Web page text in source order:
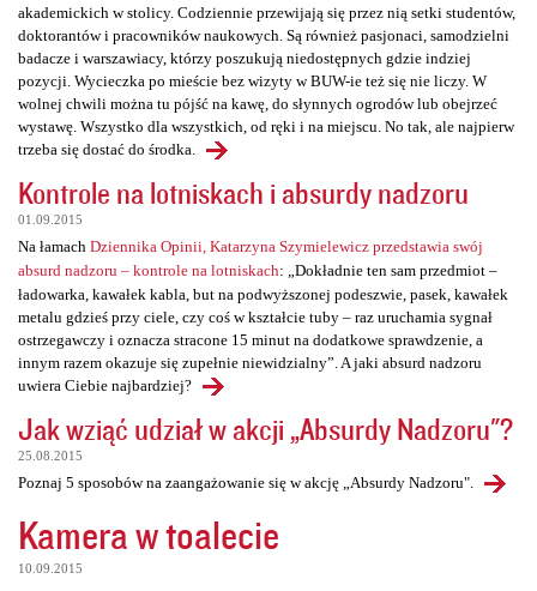
akademickich w stolicy. Codziennie przewijają się przez nią setki studentów,
doktorantów i pracowników naukowych. Są również pasjonaci, samodzielni
badacze i warszawiacy, którzy poszukują niedostępnych gdzie indziej
pozycji. Wycieczka po mieście bez wizyty w BUW-ie też się nie liczy. W
wolnej chwili można tu pójść na kawę, do słynnych ogrodów lub obejrzeć
wystawę. Wszystko dla wszystkich, od ręki i na miejscu. No tak, ale najpierw
trzeba się dostać do środka.
Kontrole na lotniskach i absurdy nadzoru
01.09.2015
Na łamach Dziennika Opinii, Katarzyna Szymielewicz przedstawia swój
absurd nadzoru – kontrole na lotniskach: „Dokładnie ten sam przedmiot –
ładowarka, kawałek kabla, but na podwyższonej podeszwie, pasek, kawałek
metalu gdzieś przy ciele, czy coś w kształcie tuby – raz uruchamia sygnał
ostrzegawczy i oznacza stracone 15 minut na dodatkowe sprawdzenie, a
innym razem okazuje się zupełnie niewidzialny”. A jaki absurd nadzoru
uwiera Ciebie najbardziej?
Jak wziąć udział w akcji „Absurdy Nadzoru"?
25.08.2015
Poznaj 5 sposobów na zaangażowanie się w akcję „Absurdy Nadzoru".
Kamera w toalecie
10.09.2015